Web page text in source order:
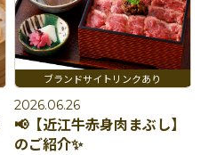
2026.06.26
📢【近江牛赤身肉まぶし】
のご紹介✨